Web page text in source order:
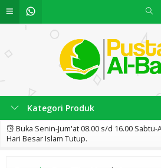
Kategori Produk
Buka Senin-Jum'at 08.00 s/d 16.00
Hari Besar Islam Tutup.